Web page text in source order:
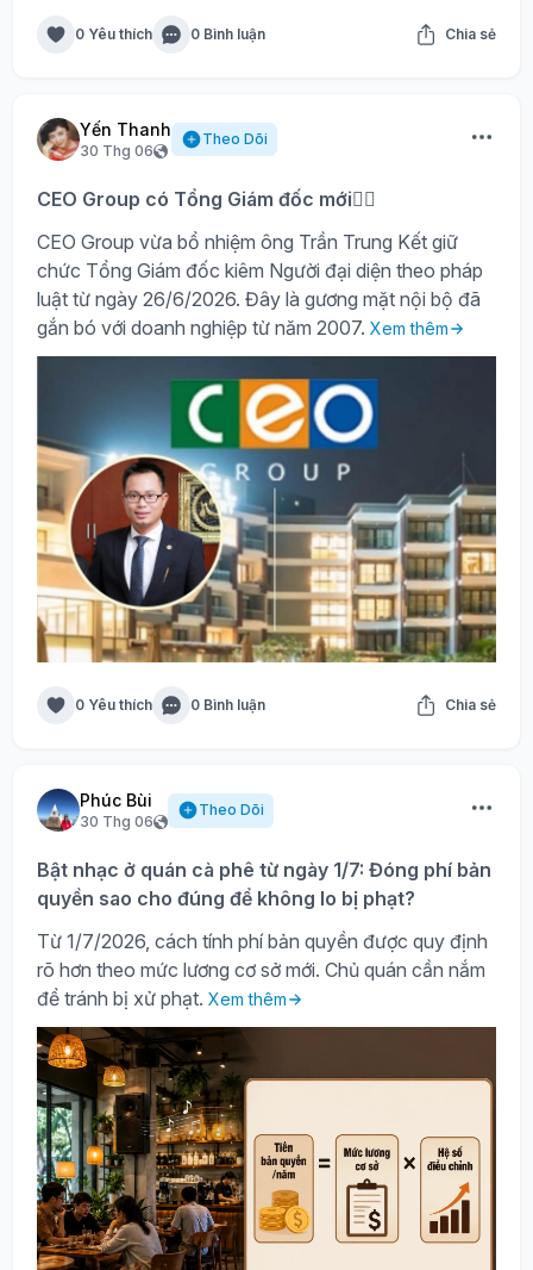
0 Yêu thích 0 Bình luận Chia sẻ
Yến Thanh
30 Thg 06
Theo Dõi
CEO Group có Tổng Giám đốc mới🙍‍♂️
CEO Group vừa bổ nhiệm ông Trần Trung Kết giữ
chức Tổng Giám đốc kiêm Người đại diện theo pháp
luật từ ngày 26/6/2026. Đây là gương mặt nội bộ đã
gắn bó với doanh nghiệp từ năm 2007. Xem thêm
0 Yêu thích 0 Bình luận Chia sẻ
Phúc Bùi
30 Thg 06
Theo Dõi
Bật nhạc ở quán cà phê từ ngày 1/7: Đóng phí bản
quyền sao cho đúng để không lo bị phạt?
Từ 1/7/2026, cách tính phí bản quyền được quy định
rõ hơn theo mức lương cơ sở mới. Chủ quán cần nắm
để tránh bị xử phạt. Xem thêm